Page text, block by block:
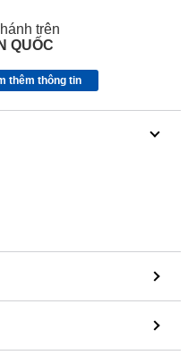
trên
QUỐC
thêm thông tin